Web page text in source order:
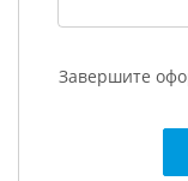
Завершите